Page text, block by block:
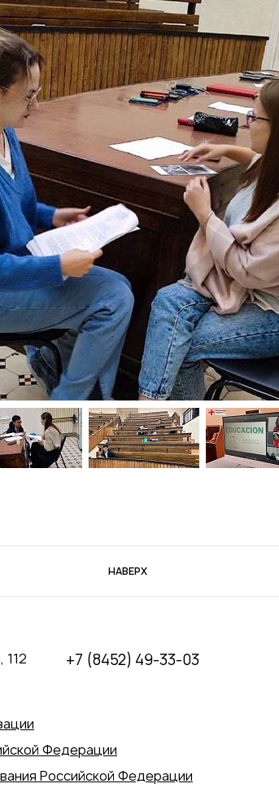
НАВЕРХ
112
+7 (8452) 49-33-03
Федерации
Российской Федерации